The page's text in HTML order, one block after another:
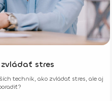
stres
techník, ako zvládať stres, ale aj